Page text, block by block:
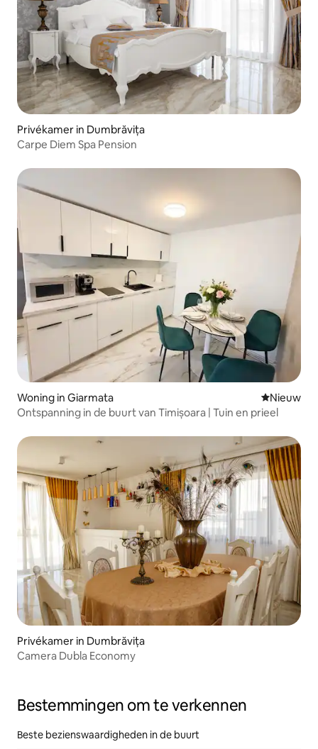
Privékamer in Dumbrăvița
Carpe Diem Spa Pension
Woning in Giarmata Nieuwe
Nieuw
Ontspanning in de buurt van Timișoara | Tuin en prieel
Privékamer in Dumbrăvița
Camera Dubla Economy
Bestemmingen om te verkennen
Beste bezienswaardigheden in de buurt